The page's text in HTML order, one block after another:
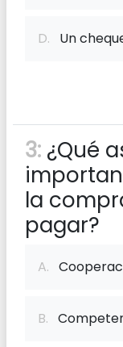
D. Un
3: ¿Qué
la
pagar?
A.
B.